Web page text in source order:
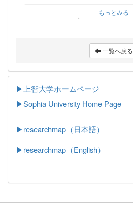
もっとみる
一覧へ戻る
▶上智大学ホームページ
▶Sophia University Home Page
▶researchmap（日本語）
▶researchmap（English）